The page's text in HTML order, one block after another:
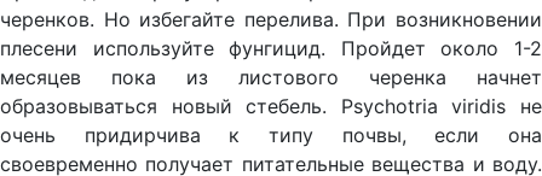
черенков. Но избегайте перелива. При возникновении
плесени используйте фунгицид. Пройдет около 1-2
месяцев пока из листового черенка начнет
образовываться новый стебель. Psychotria viridis не
очень придирчива к типу почвы, если она
своевременно получает питательные вещества и воду.